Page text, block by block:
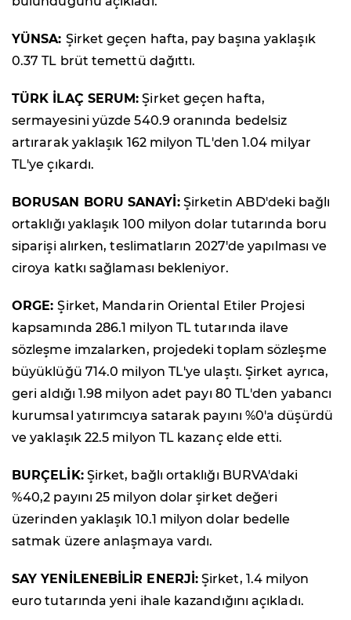
YÜNSA: Şirket geçen hafta, pay başına yaklaşık
0.37 TL brüt temettü dağıttı.
TÜRK İLAÇ SERUM: Şirket geçen hafta,
sermayesini yüzde 540.9 oranında bedelsiz
artırarak yaklaşık 162 milyon TL'den 1.04 milyar
TL'ye çıkardı.
BORUSAN BORU SANAYİ:Şirketin ABD'deki bağlı
ortaklığı yaklaşık 100 milyon dolar tutarında boru
siparişi alırken, teslimatların 2027'de yapılması ve
ciroya katkı sağlaması bekleniyor.
ORGE:Şirket, Mandarin Oriental Etiler Projesi
kapsamında 286.1 milyon TL tutarında ilave
sözleşme imzalarken, projedeki toplam sözleşme
büyüklüğü 714.0 milyon TL'ye ulaştı. Şirket ayrıca,
geri aldığı 1.98 milyon adet payı 80 TL'den yabancı
kurumsal yatırımcıya satarak payını %0'a düşürdü
ve yaklaşık 22.5 milyon TL kazanç elde etti.
BURÇELİK:Şirket, bağlı ortaklığı BURVA'daki
%40,2 payını 25 milyon dolar şirket değeri
üzerinden yaklaşık 10.1 milyon dolar bedelle
satmak üzere anlaşmaya vardı.
SAY YENİLENEBİLİR ENERJİ: Şirket, 1.4 milyon
euro tutarında yeni ihale kazandığını açıkladı.